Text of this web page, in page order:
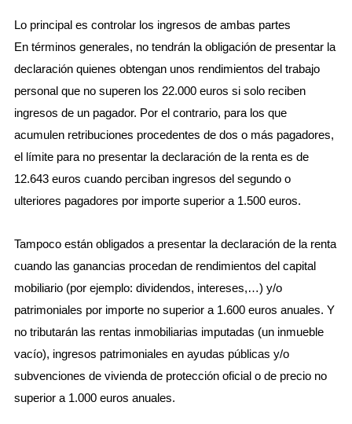
Lo principal es controlar los ingresos de ambas partes
En términos generales, no tendrán la obligación de presentar la
declaración quienes obtengan unos rendimientos del trabajo
personal que no superen los 22.000 euros si solo reciben
ingresos de un pagador. Por el contrario, para los que
acumulen retribuciones procedentes de dos o más pagadores,
el límite para no presentar la declaración de la renta es de
12.643 euros cuando perciban ingresos del segundo o
ulteriores pagadores por importe superior a 1.500 euros.
Tampoco están obligados a presentar la declaración de la renta
cuando las ganancias procedan de rendimientos del capital
mobiliario (por ejemplo: dividendos, intereses,…) y/o
patrimoniales por importe no superior a 1.600 euros anuales. Y
no tributarán las rentas inmobiliarias imputadas (un inmueble
vacío), ingresos patrimoniales en ayudas públicas y/o
subvenciones de vivienda de protección oficial o de precio no
superior a 1.000 euros anuales.